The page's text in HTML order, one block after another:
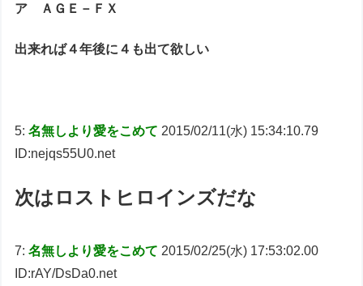
ア ＡＧＥ－ＦＸ
出来れば４年後に４も出て欲しい
5:名無しより愛をこめて 2015/02/11(水) 15:34:10.79
ID:nejqs55U0.net
次はロストヒロインズだな
7:名無しより愛をこめて 2015/02/25(水) 17:53:02.00
ID:rAY/DsDa0.net